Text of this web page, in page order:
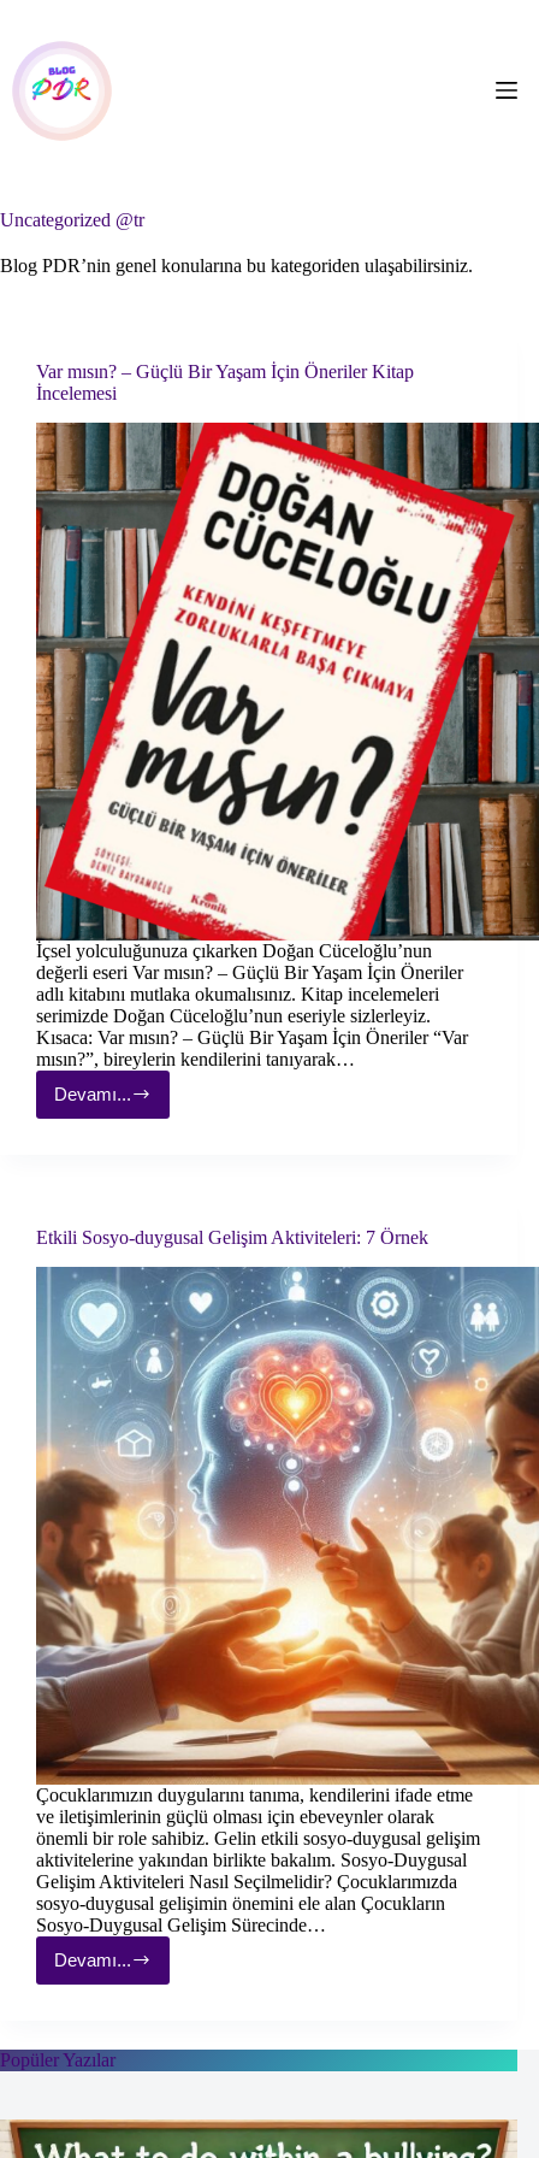
content
Uncategorized @tr
Blog PDR’nin genel konularına bu kategoriden ulaşabilirsiniz.
Var mısın? – Güçlü Bir Yaşam İçin Öneriler Kitap
İncelemesi
İçsel yolculuğunuza çıkarken Doğan Cüceloğlu’nun
değerli eseri Var mısın? – Güçlü Bir Yaşam İçin Öneriler
adlı kitabını mutlaka okumalısınız. Kitap incelemeleri
serimizde Doğan Cüceloğlu’nun eseriyle sizlerleyiz.
Kısaca: Var mısın? – Güçlü Bir Yaşam İçin Öneriler “Var
mısın?”, bireylerin kendilerini tanıyarak…
Devamı...
Var
mısın?
Öneriler
Kitap
İncelemesi
Etkili Sosyo-duygusal Gelişim Aktiviteleri: 7 Örnek
Çocuklarımızın duygularını tanıma, kendilerini ifade etme
ve iletişimlerinin güçlü olması için ebeveynler olarak
önemli bir role sahibiz. Gelin etkili sosyo-duygusal gelişim
aktivitelerine yakından birlikte bakalım. Sosyo-Duygusal
Gelişim Aktiviteleri Nasıl Seçilmelidir? Çocuklarımızda
sosyo-duygusal gelişimin önemini ele alan Çocukların
Sosyo-Duygusal Gelişim Sürecinde…
Devamı...
Etkili
Sosyo-
Aktiviteleri:
7
Popüler Yazılar